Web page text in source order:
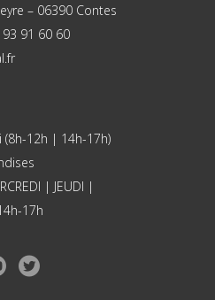
– 06390 Contes
93 91 60 60
(8h-12h | 14h-17h)
| JEUDI |
17h